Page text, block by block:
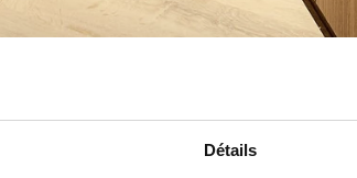
Détails